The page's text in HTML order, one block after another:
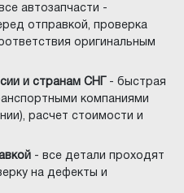
автозапчасти -
отправкой, проверка
оригинальным
и странам СНГ
- быстрая
компаниями
расчет стоимости и
- все детали проходят
на дефекты и